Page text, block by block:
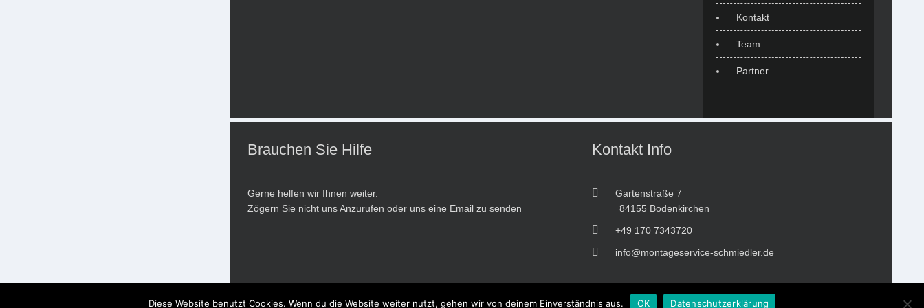
Kontakt
Team
Partner
Brauchen Sie Hilfe
Gerne helfen wir Ihnen weiter.
Zögern Sie nicht uns Anzurufen oder uns eine Email zu senden
Kontakt Info
Gartenstraße 7
84155 Bodenkirchen
+49 170 7343720
info@montageservice-schmiedler.de
Diese Website benutzt Cookies. Wenn du die Website weiter nutzt, gehen wir von deinem Einverständnis aus. OK Datenschutzerklärung